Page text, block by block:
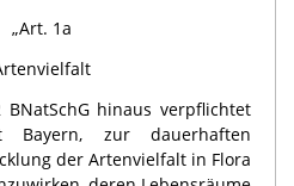
„Art. 1a
hinaus verpflichtet
Bayern, zur dauerhaften
der Artenvielfalt in Flora